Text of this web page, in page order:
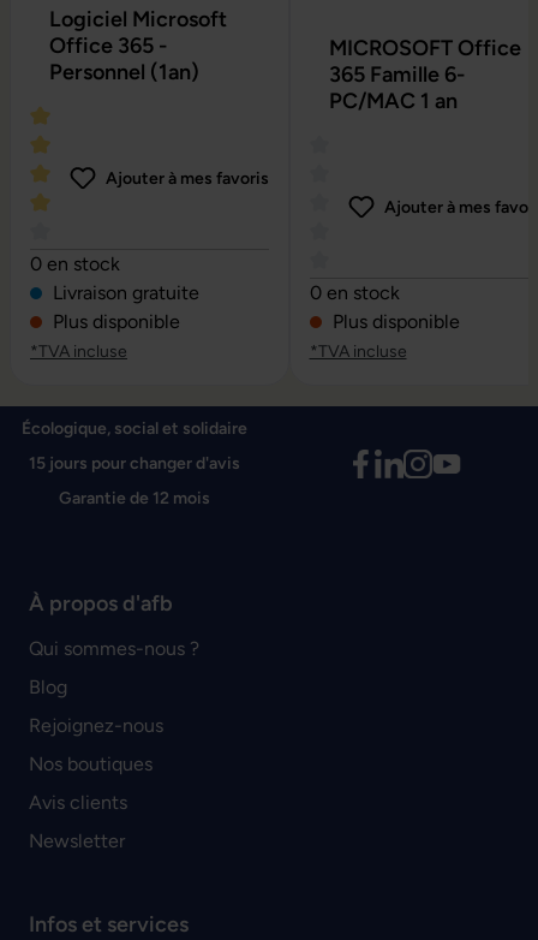
Logiciel Microsoft
Office 365 -
Personnel (1an)
Note moyenne de 4 sur 5 étoiles
Ajouter à mes favoris
0 en stock
Livraison gratuite
Plus disponible
*TVA incluse
MICROSOFT Office
365 Famille 6-
PC/MAC 1 an
Note moyenne de 0 sur 5
Ajouter à mes
0 en stock
Plus disponible
*TVA incluse
Écologique, social et solidaire
15 jours pour changer d'avis
Garantie de 12 mois
À propos d'afb
Qui sommes-nous ?
Blog
Rejoignez-nous
Nos boutiques
Avis clients
Newsletter
Infos et services